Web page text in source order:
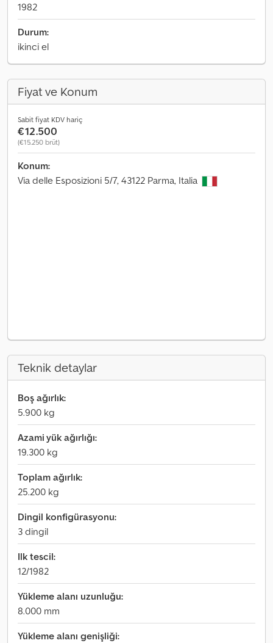
1982
Durum:
ikinci el
Fiyat ve Konum
Sabit fiyat KDV hariç
€12.500
(€15.250 brüt)
Konum:
Via delle Esposizioni 5/7, 43122 Parma, Italia
Teknik detaylar
Boş ağırlık:
5.900 kg
Azami yük ağırlığı:
19.300 kg
Toplam ağırlık:
25.200 kg
Dingil konfigürasyonu:
3 dingil
Ilk tescil:
12/1982
Yükleme alanı uzunluğu:
8.000 mm
Yükleme alanı genişliği: